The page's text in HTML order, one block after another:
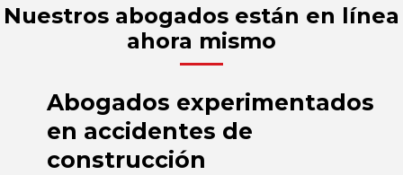
Nuestros abogados están en línea
ahora mismo
Abogados experimentados
en accidentes de
construcción